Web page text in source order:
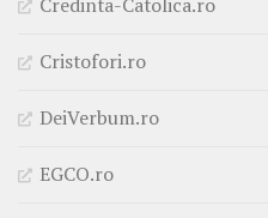
Cristofori.ro
DeiVerbum.ro
EGCO.ro